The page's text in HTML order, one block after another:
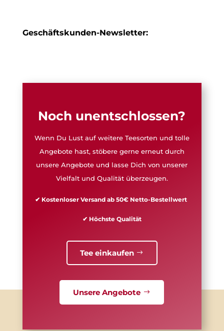
Geschäftskunden-Newsletter:
Noch unentschlossen?
Wenn Du Lust auf weitere Teesorten und tolle
Angebote hast, stöbere gerne erneut durch
unsere Angebote und lasse Dich von unserer
Vielfalt und Qualität überzeugen.
✔ Kostenloser Versand ab 50€ Netto-Bestellwert
✔ Höchste Qualität
Tee einkaufen
Unsere Angebote